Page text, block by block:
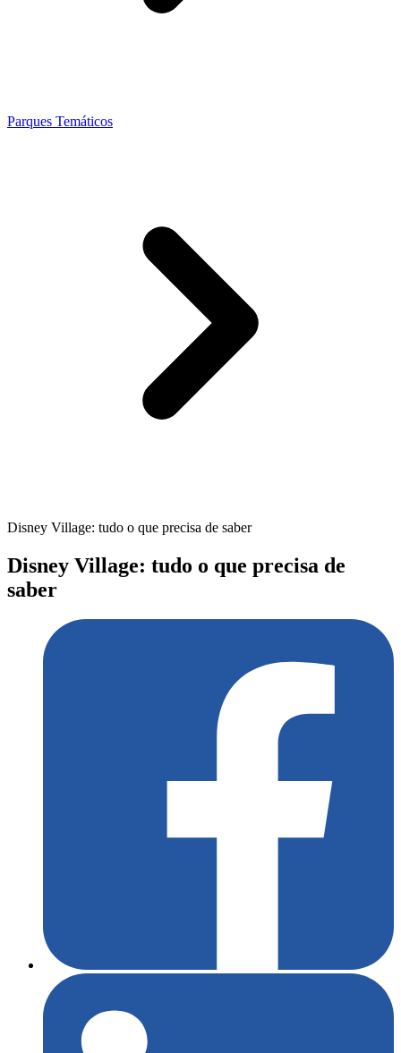
Parques Temáticos
Disney Village: tudo o que precisa de saber
Disney Village: tudo o que precisa de
saber